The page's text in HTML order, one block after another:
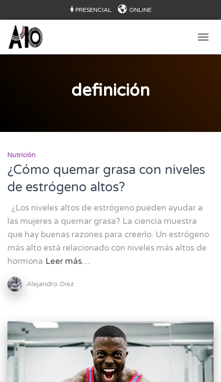
PRESENCIAL ONLINE
definición
Nutrición
¿Cómo quemar grasa con niveles
de estrógeno altos?
¿Los niveles altos de estrógeno pueden ayudar a
las mujeres a quemar grasa? La ciencia muestra
que hay buenas razones para creerlo. Un estrógeno
más alto está relacionado con niveles más altos de
hormona Leer más…
Alejandro Diez